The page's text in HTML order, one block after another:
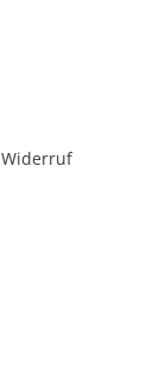
Widerruf